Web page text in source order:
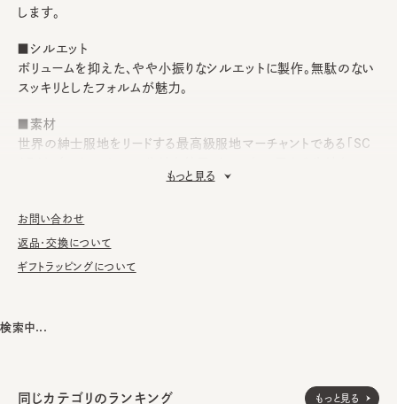
します。
■シルエット
ボリュームを抑えた、やや小振りなシルエットに製作。無駄のない
スッキリとしたフォルムが魅力。
■素材
世界の紳士服地をリードする最高級服地マーチャントである「SC
■お手入れ方法
洗濯不可。汚れにつきましては、消臭・抗菌用のスプレーや、帽子
しております。
まっすぐ引き出してください。逆向きに引っ張るとスベリを破損する
もっと見る
お問い合わせ
返品・交換について
ギフトラッピングについて
同じカテゴリのランキング もっと見る
検索中...